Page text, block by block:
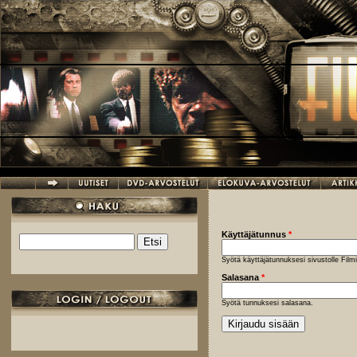
Hyppää pääsisältöön
Hakulomake
Käyttäjätunnus *
Syötä käyttäjätunnuksesi sivustolle
Salasana *
Syötä tunnuksesi salasana.